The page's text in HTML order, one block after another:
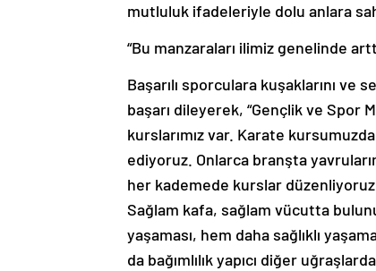
mutluluk ifadeleriyle dolu anlara
“Bu manzaraları ilimiz genelinde
Başarılı sporculara kuşaklarını ve
başarı dileyerek, “Gençlik ve Spor
kurslarımız var. Karate
ediyoruz. Onlarca branşta
her kademede kurslar
Sağlam kafa, sağlam vücutta
yaşaması, hem daha sağlıklı
da bağımlılık yapıcı diğer